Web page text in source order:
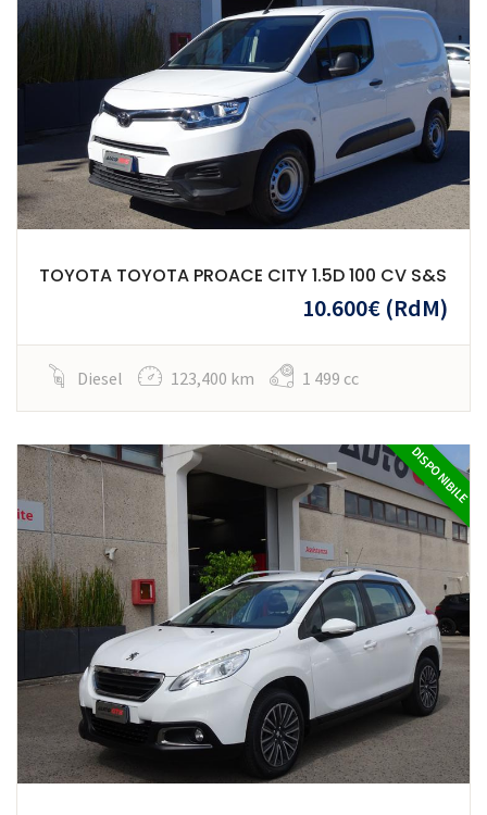
TOYOTA TOYOTA PROACE CITY 1.5D 100 CV S&S
10.600€ (RdM)
Diesel 123,400 km 1 499 cc
DISPONIBILE